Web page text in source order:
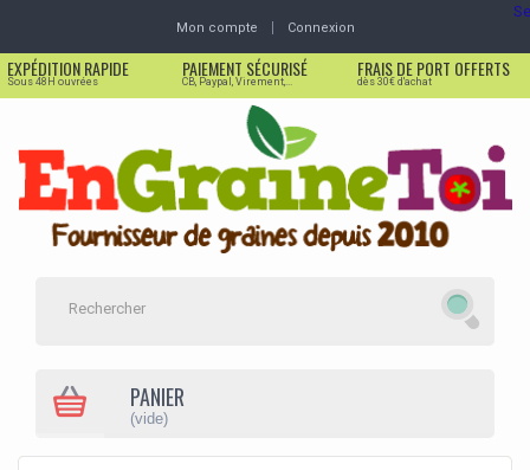
Mon compte Connexion
EXPÉDITION RAPIDE
Sous 48H ouvrées
PAIEMENT SÉCURISÉ
CB, Paypal, Virement,...
FRAIS DE PORT OFFERTS
dès 30€ d'achat
PANIER
(vide)